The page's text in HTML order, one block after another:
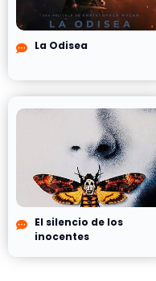
La Odisea
El silencio de los
inocentes